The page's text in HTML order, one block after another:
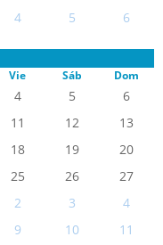
4 5 6
Vie Sáb Dom
4 5
6
11 12
13
18 19
20
25 26
27
2 3
4
9 10 11